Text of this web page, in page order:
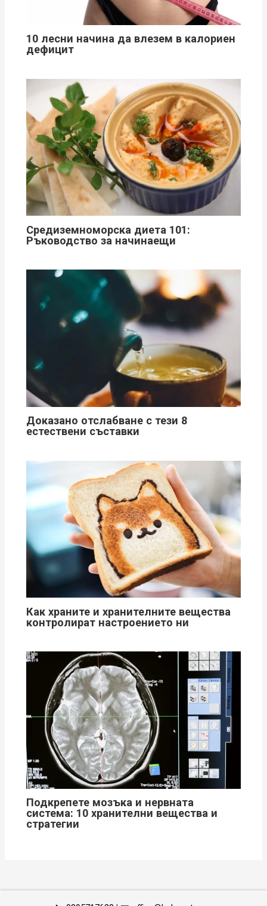
10 лесни начина да влезем в калориен
дефицит
Средиземноморска диета 101:
Ръководство за начинаещи
Доказано отслабване с тези 8
естествени съставки
Как храните и хранителните вещества
контролират настроението ни
Подкрепете мозъка и нервната
система: 10 хранителни вещества и
стратегии